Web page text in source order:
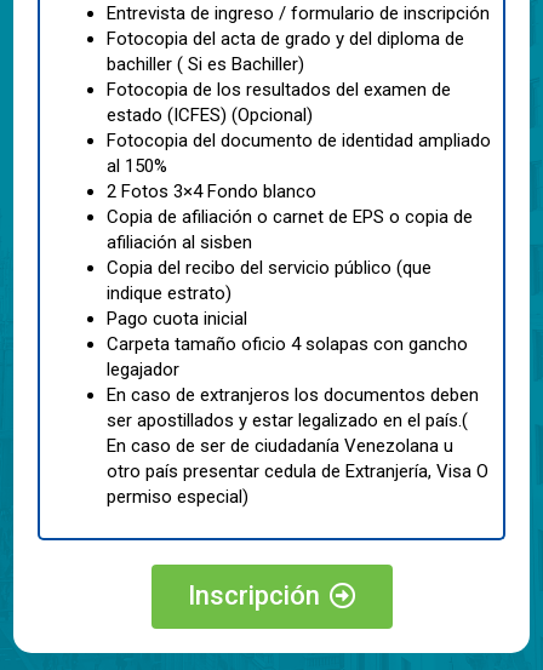
Entrevista de ingreso / formulario de inscripción
Fotocopia del acta de grado y del diploma de
bachiller ( Si es Bachiller)
Fotocopia de los resultados del examen de
estado (ICFES) (Opcional)
Fotocopia del documento de identidad ampliado
al 150%
2 Fotos 3×4 Fondo blanco
Copia de afiliación o carnet de EPS o copia de
afiliación al sisben
Copia del recibo del servicio público (que
indique estrato)
Pago cuota inicial
Carpeta tamaño oficio 4 solapas con gancho
legajador
En caso de extranjeros los documentos deben
ser apostillados y estar legalizado en el país.(
En caso de ser de ciudadanía Venezolana u
otro país presentar cedula de Extranjería, Visa O
permiso especial)
Inscripción